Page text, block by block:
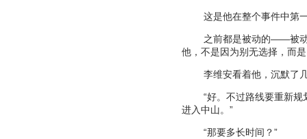
这是他在整个事件中第
之前都是被动的——被
他，不是因为别无选择，而
李维安看着他，沉默了
“好。不过路线要重新规
进入中山。 ”
“那要多长时间？”